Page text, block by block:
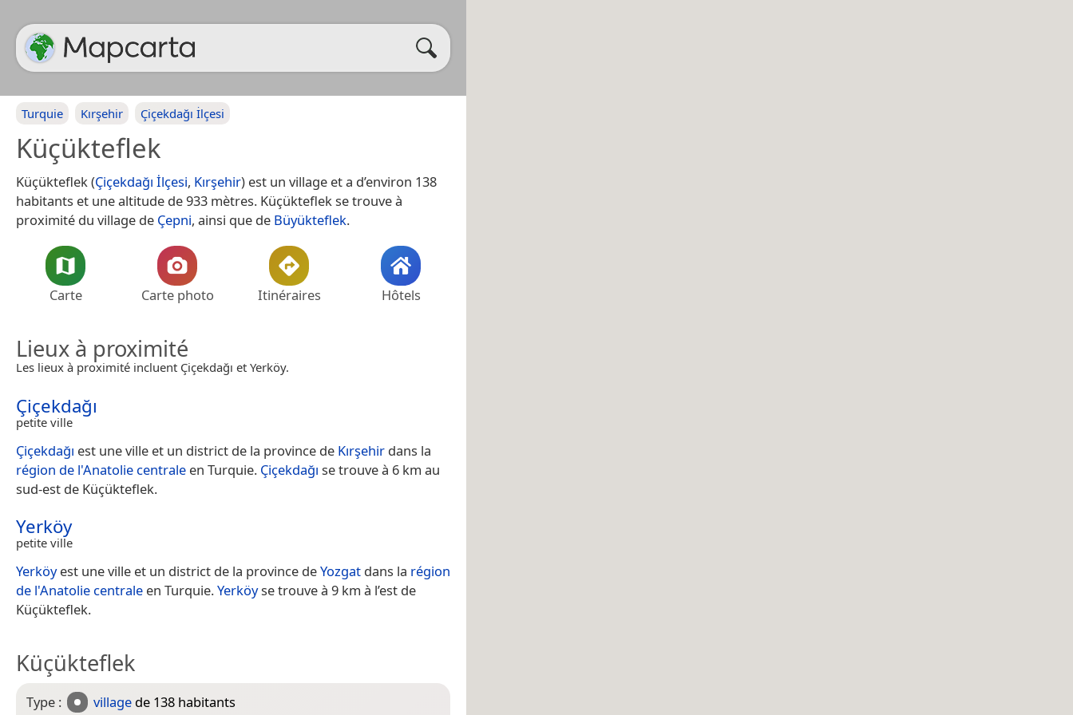
Turquie Kırşehir Çiçekdağı İlçesi
Küçükteflek
Küçükteflek (Çiçekdağı İlçesi, Kırşehir) est un village et a d’environ 138
habitants et une altitude de 933 mètres. Küçükteflek se trouve à
proximité du village de Çepni, ainsi que de Büyükteflek.
Carte Carte photo Itinéraires Hôtels
Lieux à proximité
Les lieux à proximité incluent Çiçekdağı et Yerköy.
Çiçekdağı
petite ville
Çiçekdağı est une ville et un district de la province de Kırşehir dans la
région de l'Anatolie centrale en Turquie. Çiçekdağı se trouve à 6 km au
sud-est de Küçükteflek.
Yerköy
petite ville
Yerköyest une ville et un district de la province deYozgat dans la région
de l'Anatolie centrale en Turquie.Yerköyse trouve à 9 km à l’est de
Küçükteflek.
Küçükteflek
Type : village de 138 habitants